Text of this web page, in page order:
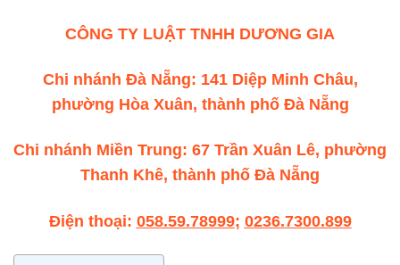
CÔNG TY LUẬT TNHH DƯƠNG GIA
Chi nhánh Đà Nẵng: 141 Diệp Minh Châu,
phường Hòa Xuân, thành phố Đà Nẵng
Chi nhánh Miền Trung: 67 Trần Xuân Lê, phường
Thanh Khê, thành phố Đà Nẵng
Điện thoại: 058.59.78999; 0236.7300.899